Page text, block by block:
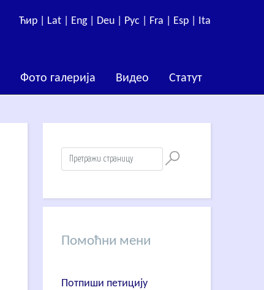
Ћир | Lat | Eng | Deu | Рус | Fra | Esp | Ita
Фото галерија Видео Статут
Помоћни мени
Потпиши петицију